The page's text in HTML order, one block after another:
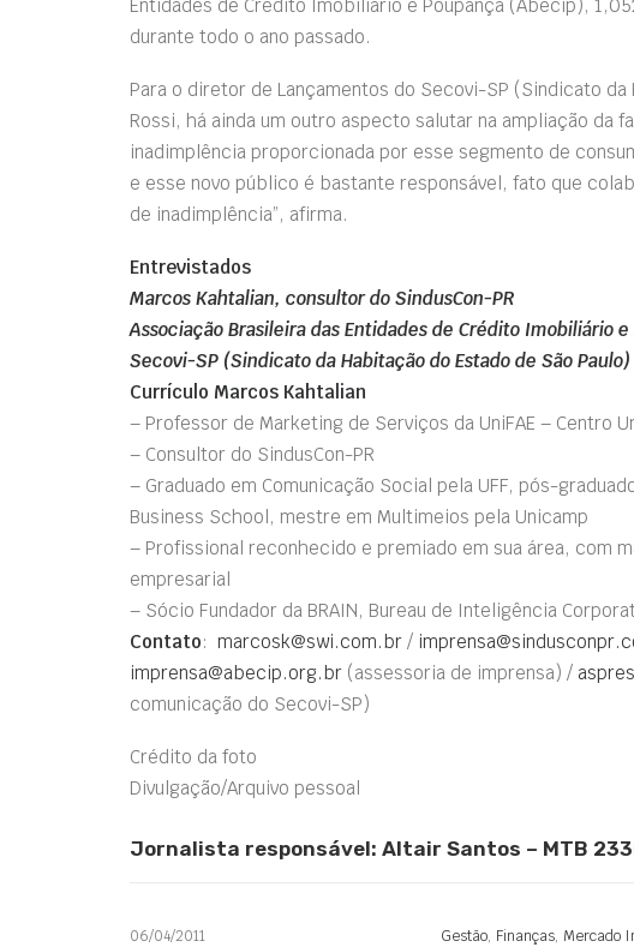
Entidades de Crédito Imobiliário e Poupança (Abecip),
durante todo o ano passado.
Para o diretor de Lançamentos do Secovi-SP (Sindicato
Rossi, há ainda um outro aspecto salutar na ampliação da
inadimplência proporcionada por esse segmento de
e esse novo público é bastante responsável, fato que
de inadimplência”, afirma.
Entrevistados
Marcos Kahtalian, consultor do SindusCon-PR
Associação Brasileira das Entidades de Crédito Imobiliário e
Secovi-SP (Sindicato da Habitação do Estado de São Paulo)
Currículo Marcos Kahtalian
– Professor de Marketing de Serviços da UniFAE – Centro
– Consultor do SindusCon-PR
– Graduado em Comunicação Social pela UFF, pós-
Business School, mestre em Multimeios pela Unicamp
– Profissional reconhecido e premiado em sua área, com
empresarial
– Sócio Fundador da BRAIN, Bureau de Inteligência
Contato: marcosk@swi.com.br /
imprensa@abecip.org.br (assessoria de imprensa) /
comunicação do Secovi-SP)
Crédito da foto
Divulgação/Arquivo pessoal
Jornalista responsável: Altair Santos – MTB
06/04/2011 Gestão, Finanças, Mercado